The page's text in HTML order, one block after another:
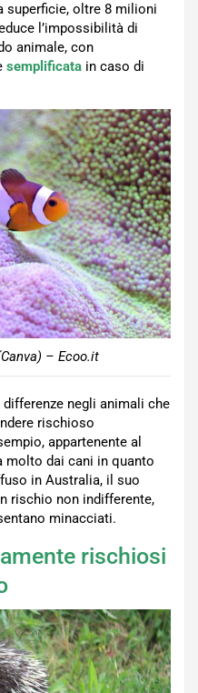
superficie, oltre 8 milioni
l’impossibilità di
animale, con
semplificata in caso di
– Ecoo.it
negli animali che
rischioso
appartenente al
molto dai cani in quanto
in Australia, il suo
rischio non indifferente,
minacciati.
rischiosi